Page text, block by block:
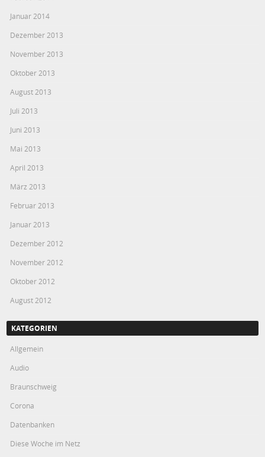
Januar 2014
Dezember 2013
November 2013
Oktober 2013
August 2013
Juli 2013
Juni 2013
Mai 2013
April 2013
März 2013
Februar 2013
Januar 2013
Dezember 2012
November 2012
Oktober 2012
August 2012
KATEGORIEN
Allgemein
Audio
Braunschweig
Corona
Datenbanken
Diese Woche im Netz